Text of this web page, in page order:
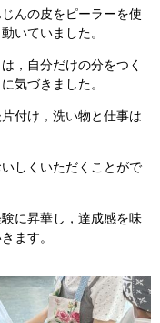
んの皮をピーラーを使
いていました。
，自分だけの分をつく
気づきました。
付け，洗い物と仕事は
しくいただくことがで
に昇華し，達成感を味
ます。